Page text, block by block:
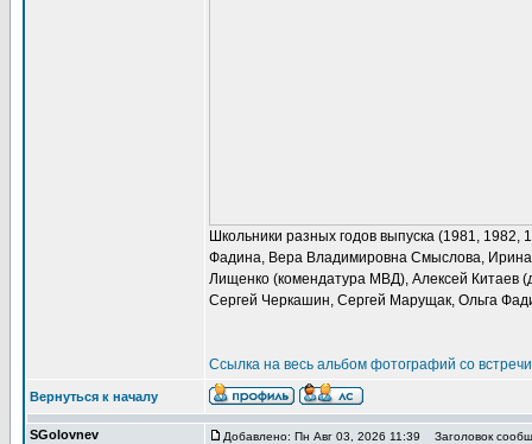
Школьники разных годов выпуска (1981,
Фадина, Вера Владимировна Смыслова,
Лищенко (комендатура МВД), Алексей Китаев
Сергей Черкашин, Сергей Марущак, Ольга
Ссылка на весь альбом фотографий со
Вернуться к началу
SGolovnev Добавлено: Пн Авг 03, 2026 11:39 Заголовок